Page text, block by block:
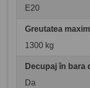
E20
Greutatea
1300 kg
Decupaj în bara
Da